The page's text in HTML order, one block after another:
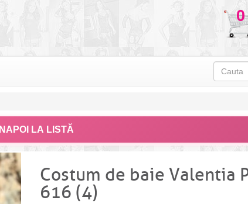
0
ÎNAPOI LA LISTĂ
Costum de baie Valentia
616 (4)